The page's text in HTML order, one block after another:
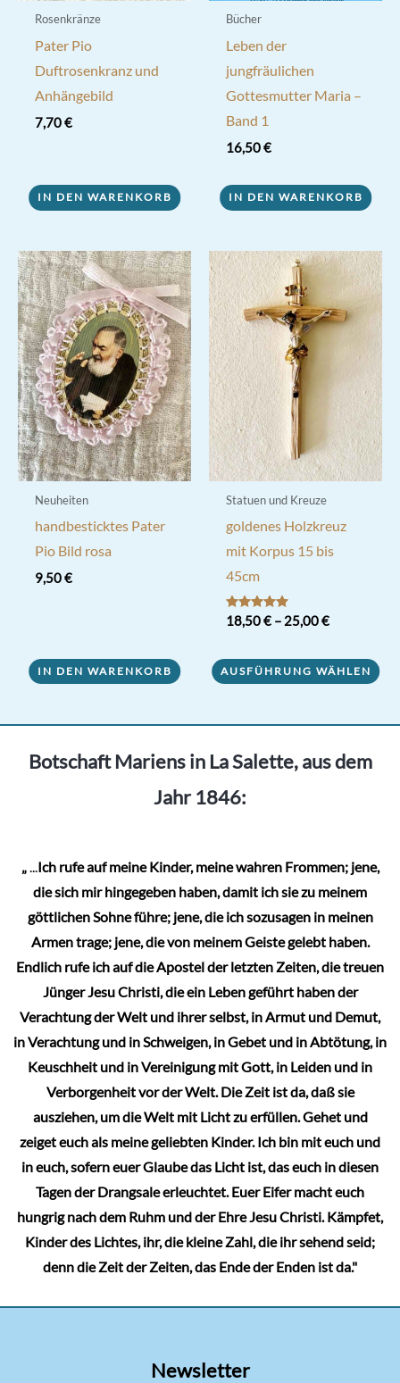
werden
Rosenkränze
Pater Pio
Duftrosenkranz und
Anhängebild
7,70€
IN DEN WARENKORB
Bücher
Leben der
jungfräulichen
Gottesmutter Maria –
Band 1
16,50€
IN DEN WARENKORB
Neuheiten
handbesticktes Pater
Pio Bild rosa
9,50€
IN DEN WARENKORB
Statuen und Kreuze
goldenes Holzkreuz
mit Korpus 15 bis
45cm
Bewertet mit
5.00
18,50€– 25,00€
AUSFÜHRUNG WÄHLEN
Produkt
mehrere
auf.
Die
auf
der
Produktseite
gewählt
werden
Botschaft Mariens in La Salette, aus dem
Jahr 1846:
„... Ich rufe auf meine Kinder, meine wahren Frommen; jene,
die sich mir hingegeben haben, damit ich sie zu meinem
göttlichen Sohne führe; jene, die ich sozusagen in meinen
Armen trage; jene, die von meinem Geiste gelebt haben.
Endlich rufe ich auf die Apostel der letzten Zeiten, die treuen
Jünger Jesu Christi, die ein Leben geführt haben der
Verachtung der Welt und ihrer selbst, in Armut und Demut,
in Verachtung und in Schweigen, in Gebet und in Abtötung, in
Keuschheit und in Vereinigung mit Gott, in Leiden und in
Verborgenheit vor der Welt. Die Zeit ist da, daß sie
ausziehen, um die Welt mit Licht zu erfüllen. Gehet und
zeiget euch als meine geliebten Kinder. Ich bin mit euch und
in euch, sofern euer Glaube das Licht ist, das euch in diesen
Tagen der Drangsale erleuchtet. Euer Eifer macht euch
hungrig nach dem Ruhm und der Ehre Jesu Christi. Kämpfet,
Kinder des Lichtes, ihr, die kleine Zahl, die ihr sehend seid;
denn die Zeit der Zeiten, das Ende der Enden ist da."
Newsletter